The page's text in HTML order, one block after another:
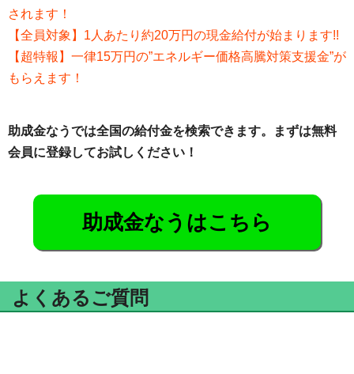
されます！
【全員対象】1人あたり約20万円の現金給付が始まります!!
【超特報】一律15万円の”エネルギー価格高騰対策支援金”が
もらえます！
助成金なうでは全国の給付金を検索できます。まずは無料
会員に登録してお試しください！
助成金なうはこちら
よくあるご質問